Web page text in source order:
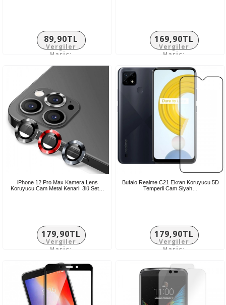
89,90TL
Vergiler
Hariç:
169,90TL
Vergiler
Hariç:
iPhone 12 Pro Max Kamera Lens
Koruyucu Cam Metal Kenarlı 3lü Set…
179,90TL
Vergiler
Hariç:
Bufalo Realme C21 Ekran Koruyucu 5D
Temperli Cam Siyah…
179,90TL
Vergiler
Hariç: